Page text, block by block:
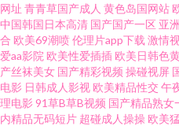
导航 青草原大香蕉 91大神精品人妻
本欧美国产 一级片麻豆久久 阿v网站
射黑丝女神 91com在线 成人高清三级
网址 青青草国产成人 黄色岛国网站
中国韩国日本高清 国产国产一区 亚
合 欧美69潮喷伦理片app下载 激情
爱aa影院 欧美性爱插插 欧美日韩色
产丝袜美女 国产精彩视频 操碰视屏
电影 日韩成人影视 欧美精品性交 午
理电影 91草B草B视频 国产精品熟女
内精品无码短片 超碰成人操操 欧美